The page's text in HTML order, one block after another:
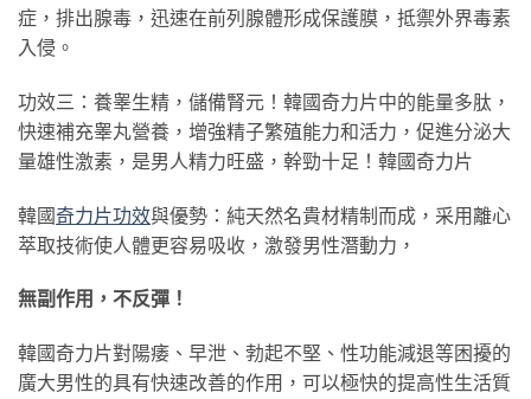
症，排出腺毒，迅速在前列腺體形成保護膜，抵禦外界毒素
入侵。
功效三：養睾生精，儲備腎元！韓國奇力片中的能量多肽，
快速補充睾丸營養，增強精子繁殖能力和活力，促進分泌大
量雄性激素，是男人精力旺盛，幹勁十足！韓國奇力片
韓國奇力片功效與優勢：純天然名貴材精制而成，采用離心
萃取技術使人體更容易吸收，激發男性潛動力，
無副作用，不反彈！
韓國奇力片對陽痿、早泄、勃起不堅、性功能減退等困擾的
廣大男性的具有快速改善的作用，可以極快的提高性生活質